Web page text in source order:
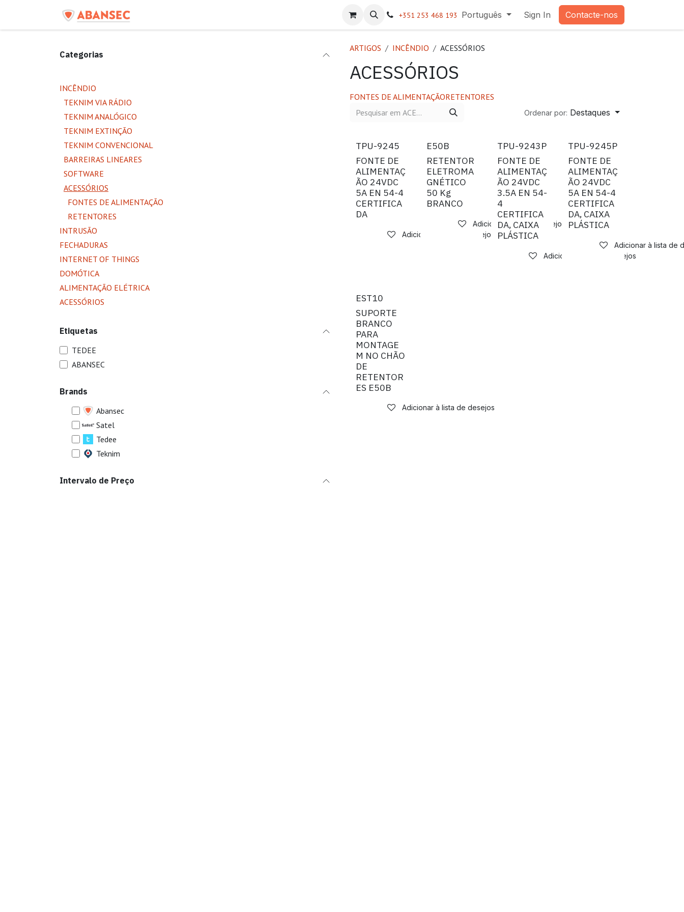
Helpdesk +351 253 468 193 Português Sign In Contacte-nos
Categorias
INCÊNDIO
TEKNIM VIA RÁDIO
TEKNIM ANALÓGICO
TEKNIM EXTINÇÃO
TEKNIM CONVENCIONAL
BARREIRAS LINEARES
SOFTWARE
ACESSÓRIOS
FONTES DE ALIMENTAÇÃO
RETENTORES
INTRUSÃO
FECHADURAS
INTERNET OF THINGS
DOMÓTICA
ALIMENTAÇÃO ELÉTRICA
ACESSÓRIOS
Etiquetas
TEDEE
ABANSEC
Brands
Abansec
Satel
Tedee
Teknim
Intervalo de Preço
ARTIGOS INCÊNDIO ACESSÓRIOS
ACESSÓRIOS
FONTES DE ALIMENTAÇÃORETENTORES
Ordenar por: Destaques
TPU-9245
FONTE DE
ALIMENTAÇ
ÃO 24VDC
5A EN 54-4
CERTIFICA
DA
Adicionar à lista de desejos
E50B
RETENTOR
ELETROMA
GNÉTICO
50 Kg
BRANCO
Adicionar à lista de desejos
TPU-9243P
FONTE DE
ALIMENTAÇ
ÃO 24VDC
3.5A EN 54-
4
CERTIFICA
DA, CAIXA
PLÁSTICA
Adicionar à lista de desejos
TPU-9245P
FONTE DE
ALIMENTAÇ
ÃO 24VDC
5A EN 54-4
CERTIFICA
DA, CAIXA
PLÁSTICA
Adicionar à lista de
EST10
SUPORTE
BRANCO
PARA
MONTAGE
M NO CHÃO
DE
RETENTOR
ES E50B
Adicionar à lista de desejos